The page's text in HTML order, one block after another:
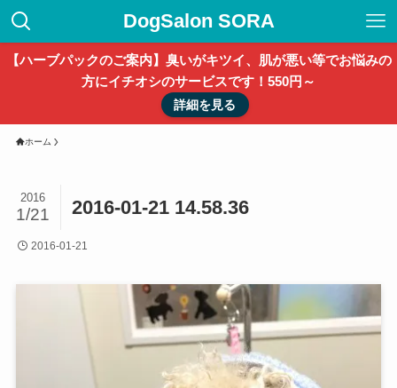
DogSalon SORA
【ハーブパックのご案内】臭いがキツイ、肌が悪い等でお悩みの
方にイチオシのサービスです！550円～
詳細を見る
ホーム
2016-01-21 14.58.36
2016
1/21
2016-01-21